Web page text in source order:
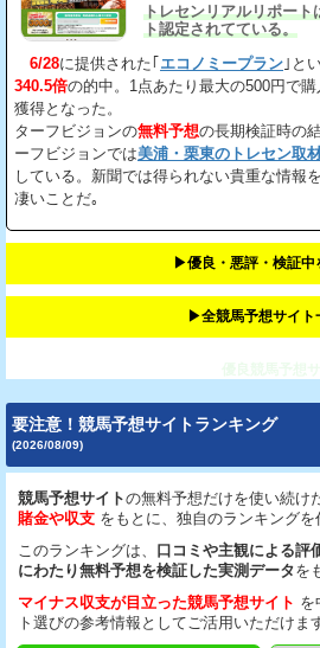
トレセンリアルリポー
ト認定されてている。
6/28に提供された｢ エコノミープラン ｣と
340.5倍の的中。1点あたり最大の500円で購
獲得となった。
ターフビジョンの無料予想の長期検証時の
ーフビジョンでは美浦・栗東のトレセン取
している。新聞では得られない貴重な情報
凄いことだ｡
▶︎優良・悪評・検証中
▶︎全競馬予想サイト
要注意！競馬予想サイトランキング
(2026/08/09)
競馬予想サイトの無料予想だけを使い続け
賭金や収支 をもとに、独自のランキングを
このランキングは、 口コミや主観による評
にわたり無料予想を検証した実測データを
マイナス収支が目立った競馬予想サイト を
ト選びの参考情報としてご活用いただけま